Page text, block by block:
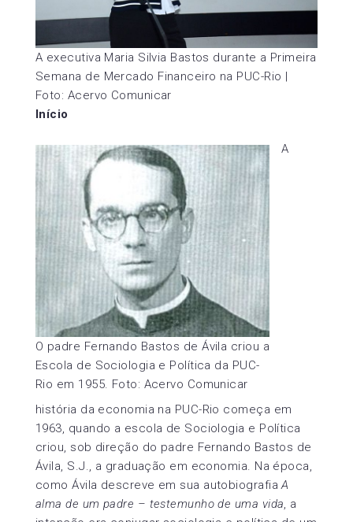
A executiva Maria Silvia Bastos durante a Primeira
Semana de Mercado Financeiro na PUC-Rio |
Foto: Acervo Comunicar
Início
O padre Fernando Bastos de Ávila criou a
Escola de Sociologia e Política da PUC-
Rio em 1955. Foto: Acervo Comunicar
A
história da economia na PUC-Rio começa em
1963, quando a escola de Sociologia e Política
criou, sob direção do padre Fernando Bastos de
Ávila, S.J., a graduação em economia. Na época,
como Ávila descreve em sua autobiografiaA
alma de um padre – testemunho de uma vida, a